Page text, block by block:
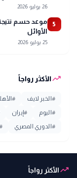
26 يوليو 2026
5
الأوائل
25 يوليو 2026
trending_upالأكثر رواجاً
# الخبر لايف #
# اليوم # إيران
# الدوري المصري
trending_upالأكثر رواجاً